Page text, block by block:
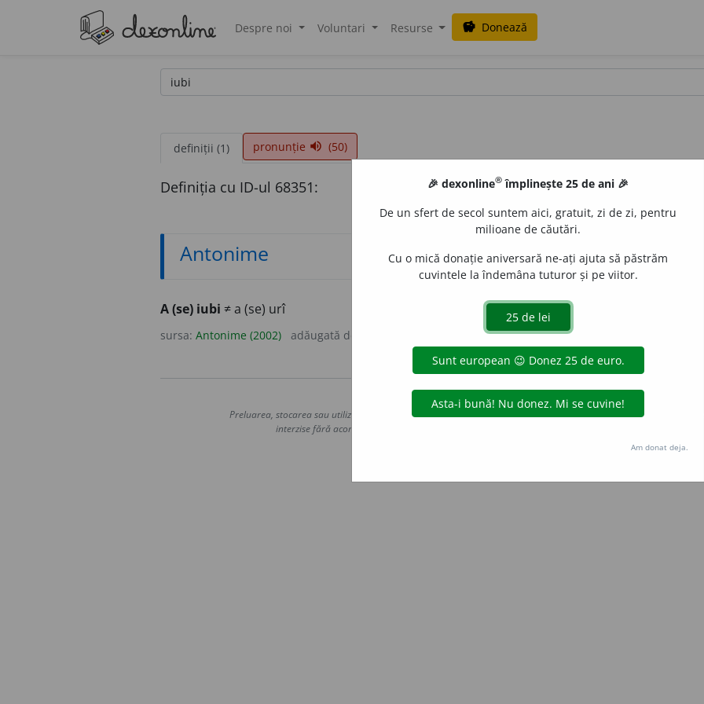
Despre noi Voluntari Resurse savings Donează
definiții (1) pronunție volume_up (50)
Definiția cu ID-ul 68351:
Antonime
A (se) iubi ≠ a (se) urî
sursa: Antonime (2002) adăugată de
Copyright © 2004-2026 dexonline (https://dexonline.ro)
Preluarea, stocarea sau utilizarea datelor de pe acest site, inclusiv prin orice metode de extragere automată
interzise fără acordul nostru prealabil scris, cu excepția seturilor de date oferite oficial spre utilizare
Hosterion
🎉 dexonline® împlinește 25 de ani 🎉
De un sfert de secol suntem aici, gratuit, zi de zi, pentru
milioane de căutări.
Cu o mică donație aniversară ne-ați ajuta să păstrăm
cuvintele la îndemâna tuturor și pe viitor.
Am donat deja.